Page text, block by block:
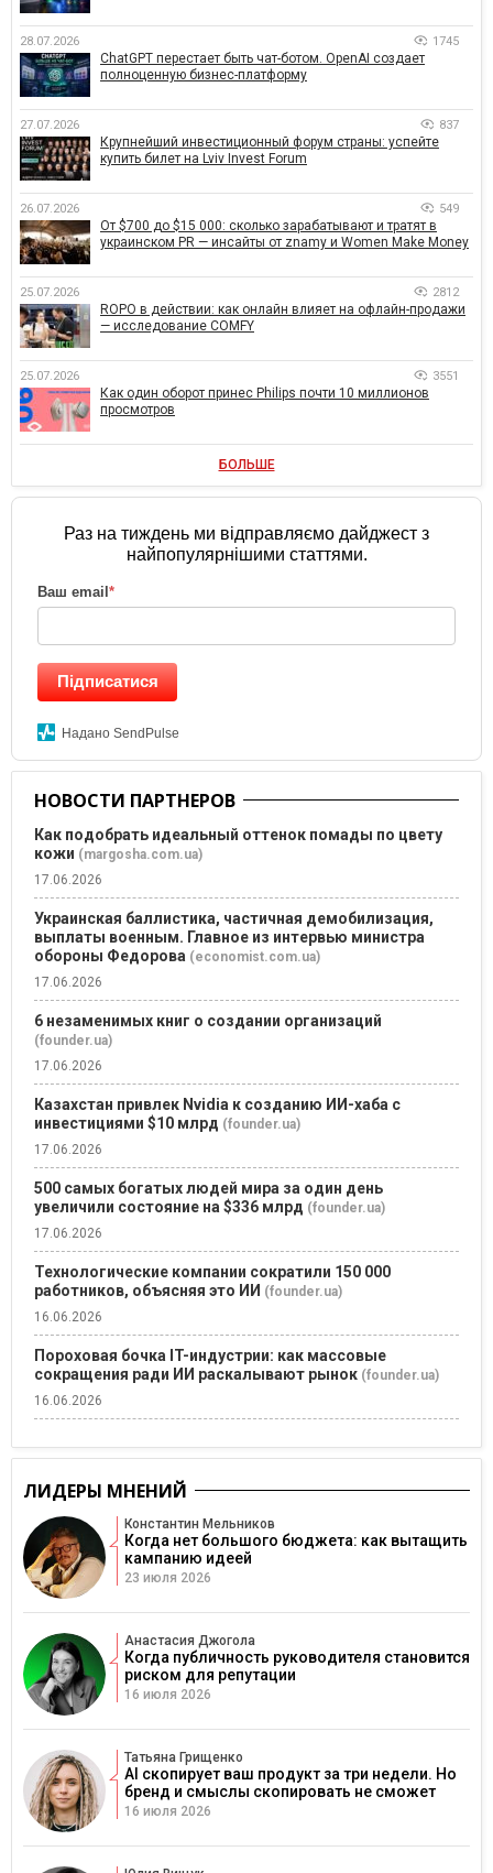
28.07.2026 1745
ChatGPT перестает быть чат-ботом. OpenAI создает
полноценную бизнес-платформу
27.07.2026 837
Крупнейший инвестиционный форум страны: успейте
купить билет на Lviv Invest Forum
26.07.2026 549
От $700 до $15 000: сколько зарабатывают и тратят в
украинском PR — инсайты от znamy и Women Make Money
25.07.2026 2812
ROPO в действии: как онлайн влияет на офлайн-продажи
— исследование COMFY
25.07.2026 3551
Как один оборот принес Philips почти 10 миллионов
просмотров
БОЛЬШЕ
Раз на тиждень ми відправляємо дайджест з
найпопулярнішими статтями.
Ваш email*
Підписатися
Надано SendPulse
НОВОСТИ ПАРТНЕРОВ
Как подобрать идеальный оттенок помады по цвету
кожи (margosha.com.ua)
17.06.2026
Украинская баллистика, частичная демобилизация,
выплаты военным. Главное из интервью министра
обороны Федорова (economist.com.ua)
17.06.2026
6 незаменимых книг о создании организаций
(founder.ua)
17.06.2026
Казахстан привлек Nvidia к созданию ИИ-хаба с
инвестициями $10 млрд (founder.ua)
17.06.2026
500 самых богатых людей мира за один день
увеличили состояние на $336 млрд (founder.ua)
17.06.2026
Технологические компании сократили 150 000
работников, объясняя это ИИ (founder.ua)
16.06.2026
Пороховая бочка IT-индустрии: как массовые
сокращения ради ИИ раскалывают рынок (founder.ua)
16.06.2026
ЛИДЕРЫ МНЕНИЙ
Константин Мельников
Когда нет большого бюджета: как вытащить
кампанию идеей
23 июля 2026
Анастасия Джогола
Когда публичность руководителя становится
риском для репутации
16 июля 2026
Татьяна Грищенко
AI скопирует ваш продукт за три недели. Но
бренд и смыслы скопировать не сможет
16 июля 2026